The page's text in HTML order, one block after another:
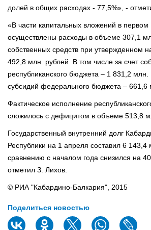
долей в общих расходах - 77,5%», -
«В части капитальных вложений в первом
осуществлены расходы в объеме 307,1
собственных средств при утвержденном
492,8 млн. рублей. В том числе за счет
республиканского бюджета – 1 831,2 млн.
субсидий федерального бюджета – 661,6
Фактическое исполнение
сложилось с дефицитом в объеме 513,8
Государственный внутренний долг
Республики на 1 апреля составил 6
сравнению с началом года снизился на
отметил З. Лихов.
© РИА "Кабардино-Балкария", 2015
Поделиться новостью